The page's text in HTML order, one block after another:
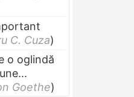
C. Cuza)
o oglindă
Goethe)